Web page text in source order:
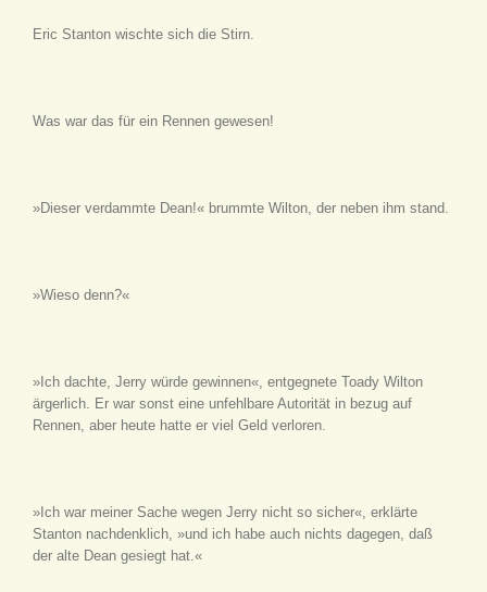
Eric Stanton wischte sich die Stirn.
Was war das für ein Rennen gewesen!
»Dieser verdammte Dean!« brummte Wilton, der neben ihm stand.
»Wieso denn?«
»Ich dachte, Jerry würde gewinnen«, entgegnete Toady Wilton
ärgerlich. Er war sonst eine unfehlbare Autorität in bezug auf
Rennen, aber heute hatte er viel Geld verloren.
»Ich war meiner Sache wegen Jerry nicht so sicher«, erklärte
Stanton nachdenklich, »und ich habe auch nichts dagegen, daß
der alte Dean gesiegt hat.«